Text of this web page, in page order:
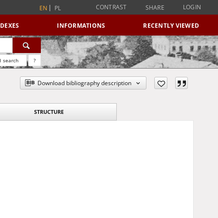
EN PL CONTRAST SHARE LOGIN
INFORMATIONS RECENTLY VIEWED
search ?
Download bibliography description
STRUCTURE